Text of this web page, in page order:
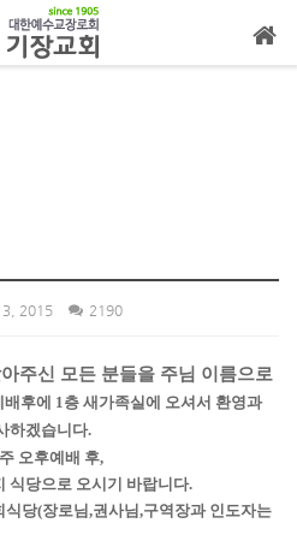
2015 2190
주신 모든 분들을 주님 이름으로
후에 1층 새가족실에 오셔서 환영과
하겠습니다.
오후예배 후,
로 오시기 바랍니다.
당(장로님,권사님,구역장과 인도자는